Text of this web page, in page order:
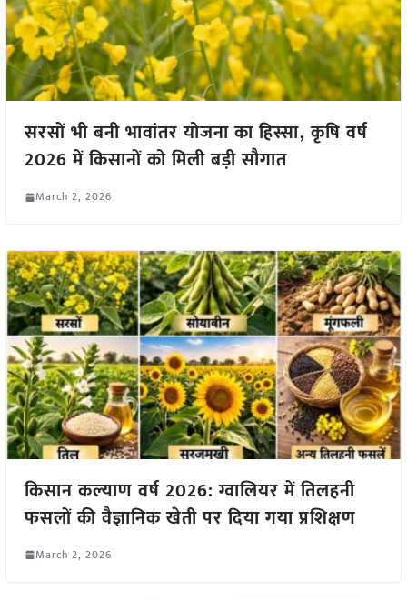
सरसों भी बनी भावांतर योजना का हिस्सा, कृषि वर्ष
2026 में किसानों को मिली बड़ी सौगात
March 2, 2026
किसान कल्याण वर्ष 2026: ग्वालियर में तिलहनी
फसलों की वैज्ञानिक खेती पर दिया गया प्रशिक्षण
March 2, 2026